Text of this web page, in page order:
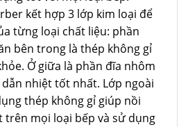
kết hợp 3 lớp kim loại để
từng loại chất liệu: phần
bên trong là thép không gỉ
Ở giữa là phần đĩa nhôm
nhiệt tốt nhất. Lớp ngoài
thép không gỉ giúp nồi
mọi loại bếp và sử dụng